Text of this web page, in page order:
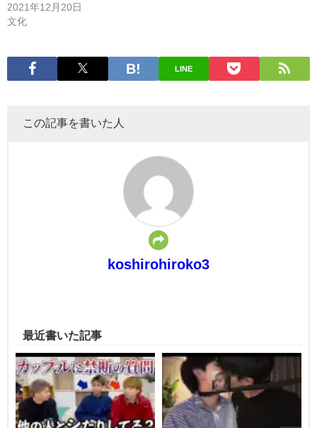
2021年12月20日
文化
LINE
この記事を書いた人
koshirohiroko3
最近書いた記事